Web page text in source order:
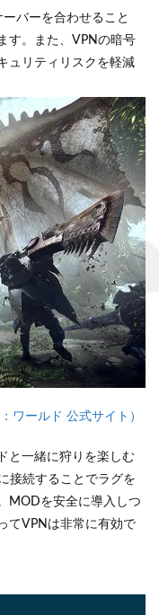
バーを合わせること
す。また、VPNの暗号
ュリティリスクを軽減
ワールド 公式サイト）
と一緒に狩りを楽しむ
接続することでラグを
MODを安全に導入しつ
てVPNは非常に有効で